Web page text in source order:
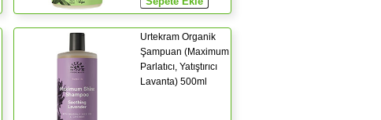
Urtekram Organik
Şampuan (Maximum
Parlatıcı, Yatıştırıcı
Lavanta) 500ml